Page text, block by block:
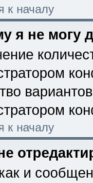
к началу
я не могу
к началу
и